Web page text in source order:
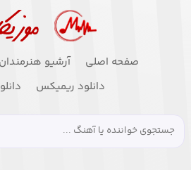
صفحه اصلی آرشیو هنرمندان
دانلود ریمیکس